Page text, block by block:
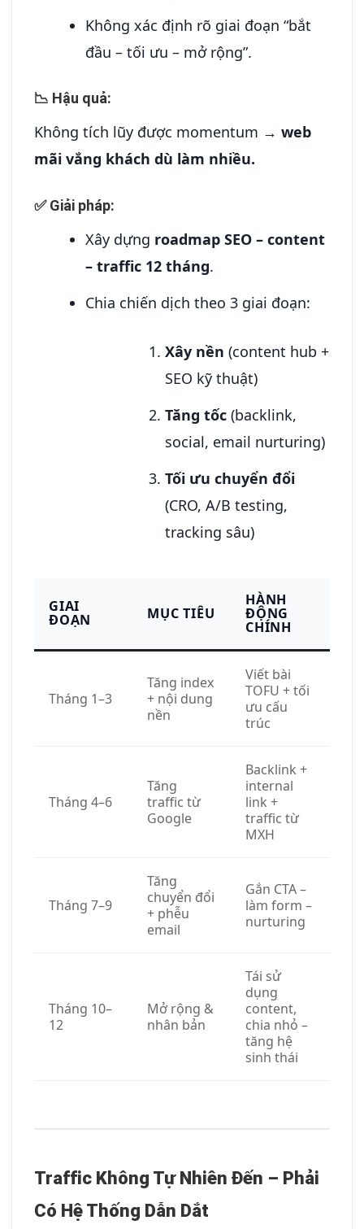
Không xác định rõ giai đoạn “bắt
đầu – tối ưu – mở rộng”.
📉 Hậu quả:
Không tích lũy được momentum → web
mãi vắng khách dù làm nhiều.
✅ Giải pháp:
Xây dựng roadmap SEO – content
– traffic 12 tháng.
Chia chiến dịch theo 3 giai đoạn:
Xây nền (content hub +
SEO kỹ thuật)
Tăng tốc(backlink,
social, email nurturing)
Tối ưu chuyển đổi
(CRO, A/B testing,
tracking sâu)
GIAI
ĐOẠN MỤC TIÊU
HÀNH
ĐỘNG
CHÍNH
Tháng 1–3
Tăng index
+ nội dung
nền
Viết bài
TOFU + tối
ưu cấu
trúc
Tháng 4–6
Tăng
traffic từ
Google
Backlink +
internal
link +
traffic từ
MXH
Tháng 7–9
Tăng
chuyển đổi
+ phễu
email
Gắn CTA –
làm form –
nurturing
Tháng 10–
12
Mở rộng &
nhân bản
Tái sử
dụng
content,
chia nhỏ –
tăng hệ
sinh thái
Traffic Không Tự Nhiên Đến – Phải
Có Hệ Thống Dẫn Dắt